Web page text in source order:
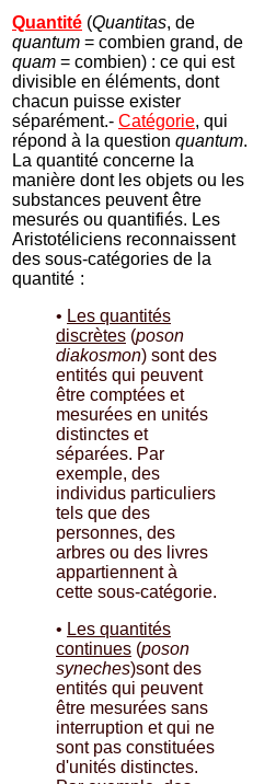
Quantité (Quantitas, de
quantum = combien grand, de
quam = combien) : ce qui est
divisible en éléments, dont
chacun puisse exister
séparément.- Catégorie, qui
répond à la question quantum.
La quantité concerne la
manière dont les objets ou les
substances peuvent être
mesurés ou quantifiés. Les
Aristotéliciens reconnaissent
des sous-catégories de la
quantité :
• Les quantités
discrètes (poson
diakosmon) sont des
entités qui peuvent
être comptées et
mesurées en unités
distinctes et
séparées. Par
exemple, des
individus particuliers
tels que des
personnes, des
arbres ou des livres
appartiennent à
cette sous-catégorie.
• Les quantités
continues (poson
syneches)sont des
entités qui peuvent
être mesurées sans
interruption et qui ne
sont pas constituées
d'unités distinctes.